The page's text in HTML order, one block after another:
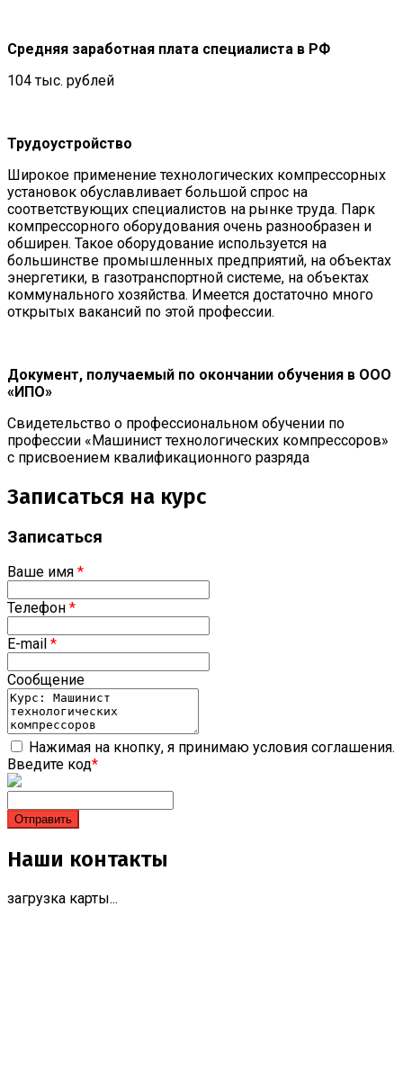
Средняя заработная плата специалиста в РФ
104 тыс. рублей
Трудоустройство
Широкое применение технологических компрессорных
установок обуславливает большой спрос на
соответствующих специалистов на рынке труда. Парк
компрессорного оборудования очень разнообразен и
обширен. Такое оборудование используется на
большинстве промышленных предприятий, на объектах
энергетики, в газотранспортной системе, на объектах
коммунального хозяйства. Имеется достаточно много
открытых вакансий по этой профессии.
Документ, получаемый по окончании обучения в ООО
«ИПО»
Свидетельство о профессиональном обучении по
профессии «Машинист технологических компрессоров»
с присвоением квалификационного разряда
Записаться на курс
Записаться
Ваше имя *
Телефон *
E-mail *
Сообщение
Нажимая на кнопку, я принимаю условия соглашения.
Введите код*
Наши контакты
загрузка карты...